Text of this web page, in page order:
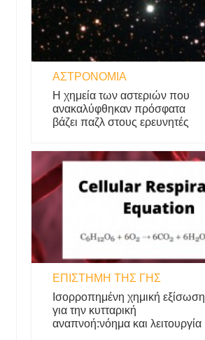
ΑΣΤΡΟΝΟΜΊΑ
Η χημεία των αστεριών που
ανακαλύφθηκαν πρόσφατα
βάζει παζλ στους ερευνητές
ΕΠΙΣΤΉΜΗ ΤΗΣ ΓΗΣ
Ισορροπημένη χημική εξίσωση
για την κυτταρική
αναπνοή:νόημα και λειτουργία